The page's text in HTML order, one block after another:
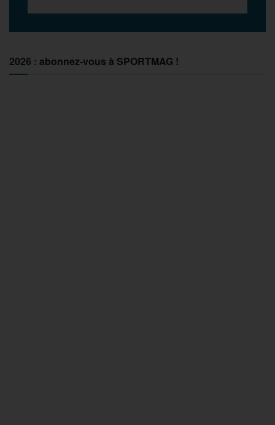
2026 : abonnez-vous à SPORTMAG !